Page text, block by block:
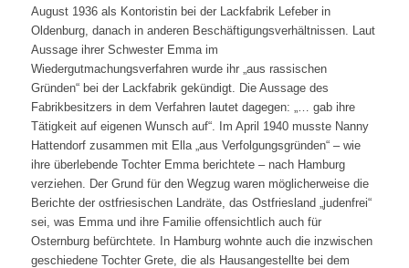
August 1936 als Kontoristin bei der Lackfabrik Lefeber in
Oldenburg, danach in anderen Beschäftigungsverhältnissen. Laut
Aussage ihrer Schwester Emma im
Wiedergutmachungsverfahren wurde ihr „aus rassischen
Gründen“ bei der Lackfabrik gekündigt. Die Aussage des
Fabrikbesitzers in dem Verfahren lautet dagegen: „… gab ihre
Tätigkeit auf eigenen Wunsch auf“. Im April 1940 musste Nanny
Hattendorf zusammen mit Ella „aus Verfolgungsgründen“ – wie
ihre überlebende Tochter Emma berichtete – nach Hamburg
verziehen. Der Grund für den Wegzug waren möglicherweise die
Berichte der ostfriesischen Landräte, das Ostfriesland „judenfrei“
sei, was Emma und ihre Familie offensichtlich auch für
Osternburg befürchtete. In Hamburg wohnte auch die inzwischen
geschiedene Tochter Grete, die als Hausangestellte bei dem